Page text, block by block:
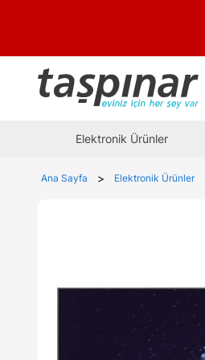
Elektronik Ürünler
Ana Sayfa > Elektronik Ürünler